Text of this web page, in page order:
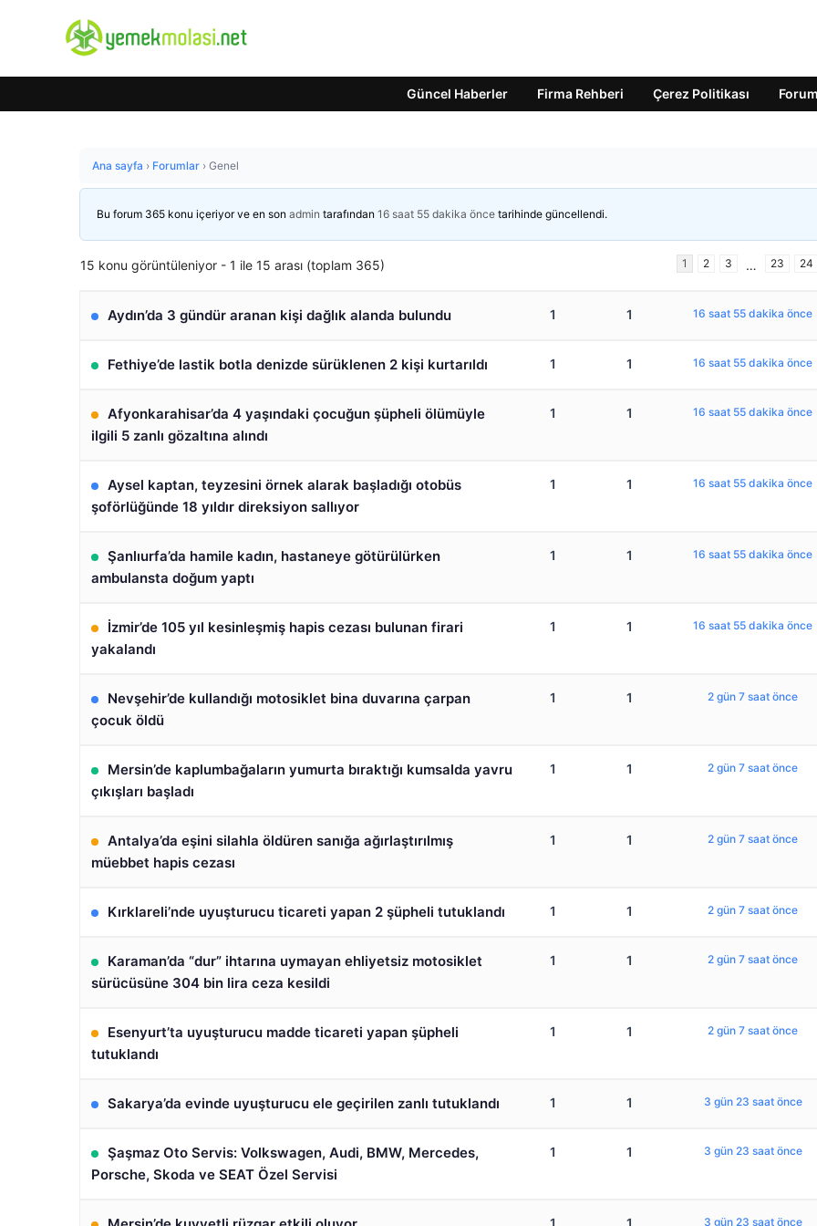
Güncel Haberler Firma Rehberi Çerez Politikası Forum
Ana sayfa › Forumlar › Genel
Bu forum 365 konu içeriyor ve en son admin tarafından 16 saat 55 dakika önce tarihinde güncellendi.
15 konu görüntüleniyor - 1 ile 15 arası (toplam 365) 1 2 3 … 23 24
Aydın’da 3 gündür aranan kişi dağlık alanda bulundu 1 1 16 saat 55 dakika önce
Fethiye’de lastik botla denizde sürüklenen 2 kişi kurtarıldı 1 1 16 saat 55 dakika önce
Afyonkarahisar’da 4 yaşındaki çocuğun şüpheli ölümüyle
ilgili 5 zanlı gözaltına alındı
1 1 16 saat 55 dakika önce
Aysel kaptan, teyzesini örnek alarak başladığı otobüs
şoförlüğünde 18 yıldır direksiyon sallıyor
1 1 16 saat 55 dakika önce
Şanlıurfa’da hamile kadın, hastaneye götürülürken
ambulansta doğum yaptı
1 1 16 saat 55 dakika önce
İzmir’de 105 yıl kesinleşmiş hapis cezası bulunan firari
yakalandı
1 1 16 saat 55 dakika önce
Nevşehir’de kullandığı motosiklet bina duvarına çarpan
çocuk öldü
1 1 2 gün 7 saat önce
Mersin’de kaplumbağaların yumurta bıraktığı kumsalda yavru
çıkışları başladı
1 1 2 gün 7 saat önce
Antalya’da eşini silahla öldüren sanığa ağırlaştırılmış
müebbet hapis cezası
1 1 2 gün 7 saat önce
Kırklareli’nde uyuşturucu ticareti yapan 2 şüpheli tutuklandı 1 1 2 gün 7 saat önce
Karaman’da “dur” ihtarına uymayan ehliyetsiz motosiklet
sürücüsüne 304 bin lira ceza kesildi
1 1 2 gün 7 saat önce
Esenyurt’ta uyuşturucu madde ticareti yapan şüpheli
tutuklandı
1 1 2 gün 7 saat önce
Sakarya’da evinde uyuşturucu ele geçirilen zanlı tutuklandı 1 1 3 gün 23 saat önce
Şaşmaz Oto Servis: Volkswagen, Audi, BMW, Mercedes,
Porsche, Skoda ve SEAT Özel Servisi
1 1 3 gün 23 saat önce
1 1 3 gün 23 saat önce